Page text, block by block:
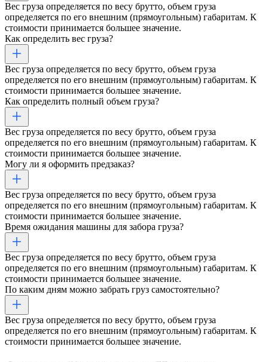
Вес груза определяется по весу брутто, объем груза
определяется по его внешним (прямоугольным) габаритам. К
стоимости принимается большее значение.
Как определить вес груза?
Вес груза определяется по весу брутто, объем груза
определяется по его внешним (прямоугольным) габаритам. К
стоимости принимается большее значение.
Как определить полный объем груза?
Вес груза определяется по весу брутто, объем груза
определяется по его внешним (прямоугольным) габаритам. К
стоимости принимается большее значение.
Могу ли я оформить предзаказ?
Вес груза определяется по весу брутто, объем груза
определяется по его внешним (прямоугольным) габаритам. К
стоимости принимается большее значение.
Время ожидания машины для забора груза?
Вес груза определяется по весу брутто, объем груза
определяется по его внешним (прямоугольным) габаритам. К
стоимости принимается большее значение.
По каким дням можно забрать груз самостоятельно?
Вес груза определяется по весу брутто, объем груза
определяется по его внешним (прямоугольным) габаритам. К
стоимости принимается большее значение.